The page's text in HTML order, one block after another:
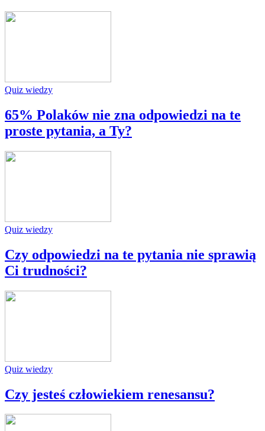
Quiz wiedzy
65% Polaków nie zna odpowiedzi na te
proste pytania, a Ty?
Quiz wiedzy
Czy odpowiedzi na te pytania nie sprawią
Ci trudności?
Quiz wiedzy
Czy jesteś człowiekiem renesansu?